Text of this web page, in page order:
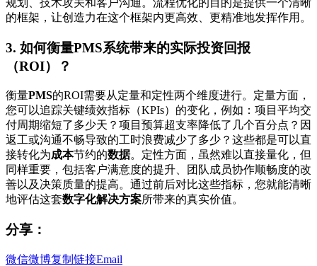
的框架，让创造力在这个框架内更高效、更精准地发挥作用。
3. 如何衡量PMS系统带来的实际投资回报
（ROI）？
衡量PMS的ROI需要从定量和定性两个维度进行。定量方面，
您可以追踪关键绩效指标（KPIs）的变化，例如：项目平均交
付周期缩短了多少天？项目预算超支率降低了几个百分点？因
返工或沟通不畅导致的工时浪费减少了多少？这些都是可以直
接转化为成本节约的数据。定性方面，虽然难以直接量化，但
同样重要，包括客户满意度的提升、团队成员协作顺畅度的改
善以及决策质量的提高。通过前后对比这些指标，您就能清晰
地评估这套数字化解决方案所带来的真实价值。
分享：
微信微博复制链接Email